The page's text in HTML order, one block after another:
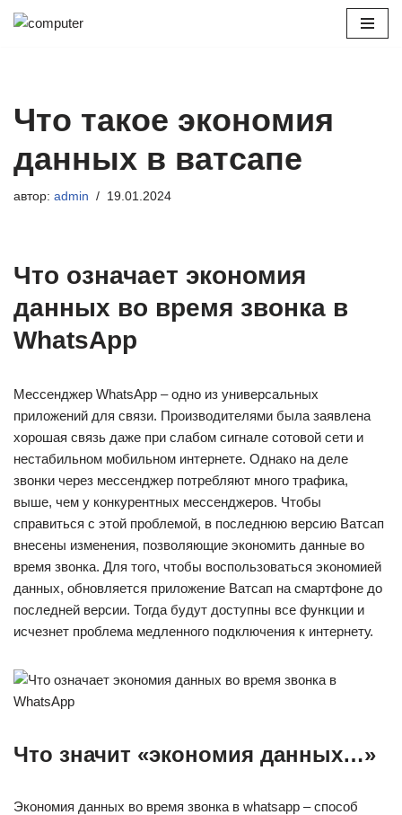
Что такое экономия
данных в ватсапе
автор: admin 19.01.2024
Что означает экономия
данных во время звонка в
WhatsApp
Мессенджер WhatsApp – одно из универсальных
приложений для связи. Производителями была заявлена
хорошая связь даже при слабом сигнале сотовой сети и
нестабильном мобильном интернете. Однако на деле
звонки через мессенджер потребляют много трафика,
выше, чем у конкурентных мессенджеров. Чтобы
справиться с этой проблемой, в последнюю версию Ватсап
внесены изменения, позволяющие экономить данные во
время звонка. Для того, чтобы воспользоваться экономией
данных, обновляется приложение Ватсап на смартфоне до
последней версии. Тогда будут доступны все функции и
исчезнет проблема медленного подключения к интернету.
Что значит «экономия данных…»
Экономия данных во время звонка в whatsapp – способ